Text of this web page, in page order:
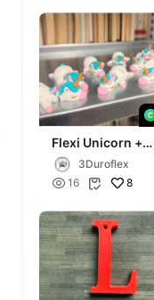
Flexi Unicorn +
Keychain3Duroflex
 16  8